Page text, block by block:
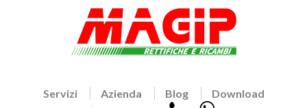
Servizi Azienda Blog
Download